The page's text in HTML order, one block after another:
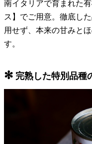
南イタリアで育まれた
ス】でご用意。徹底し
用せず、本来の甘みと
す。
✻ 完熟した特別品種